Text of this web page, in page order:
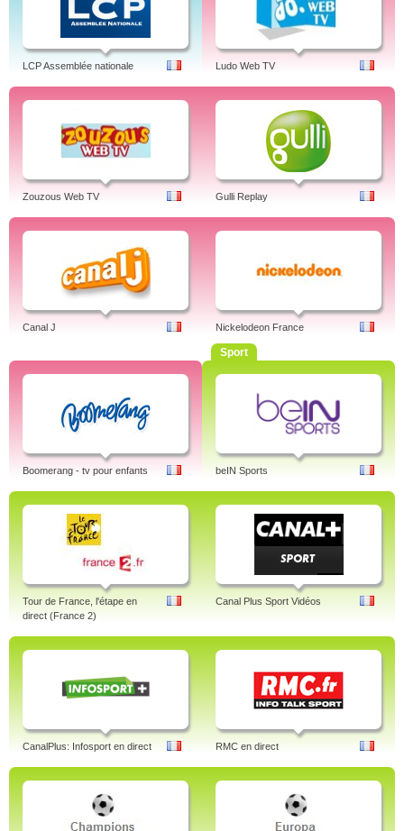
LCP Assemblée nationale Ludo Web TV
Zouzous Web TV Gulli Replay
Canal J Nickelodeon France
Boomerang - tv pour enfants
Sport
beIN Sports
Tour de France, l'étape en
direct (France 2)
Canal Plus Sport Vidéos
CanalPlus: Infosport en direct RMC en direct